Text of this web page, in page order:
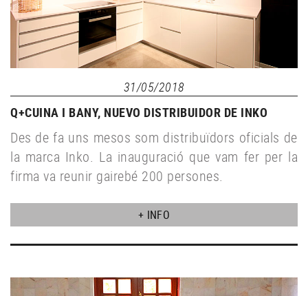
31/05/2018
Q+CUINA I BANY, NUEVO DISTRIBUIDOR DE INKO
Des de fa uns mesos som distribuïdors oficials de
la marca Inko. La inauguració que vam fer per la
firma va reunir gairebé 200 persones.
+ INFO